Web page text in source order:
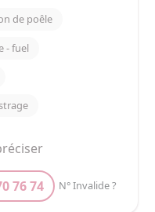
de poêle
- fuel
76 74 N° Invalide ?